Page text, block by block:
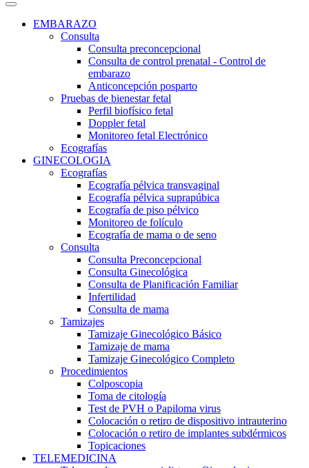
EMBARAZO
Consulta
Consulta preconcepcional
Consulta de control prenatal - Control de
embarazo
Anticoncepción posparto
Pruebas de bienestar fetal
Perfil biofísico fetal
Doppler fetal
Monitoreo fetal Electrónico
Ecografías
GINECOLOGIA
Ecografías
Ecografía pélvica transvaginal
Ecografía pélvica suprapúbica
Ecografía de piso pélvico
Monitoreo de folículo
Ecografía de mama o de seno
Consulta
Consulta Preconcepcional
Consulta Ginecológica
Consulta de Planificación Familiar
Infertilidad
Consulta de mama
Tamizajes
Tamizaje Ginecológico Básico
Tamizaje de mama
Tamizaje Ginecológico Completo
Procedimientos
Colposcopia
Toma de citología
Test de PVH o Papiloma virus
Colocación o retiro de dispositivo intrauterino
Colocación o retiro de implantes subdérmicos
Topicaciones
TELEMEDICINA